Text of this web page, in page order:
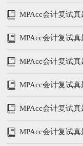
MPAcc会计复试真
MPAcc会计复试
MPAcc会计复试
MPAcc会计复试
MPAcc会计复试
（下）
MPAcc会计复试